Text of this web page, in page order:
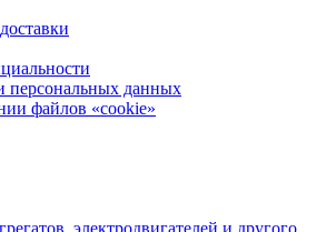
персональных данных
файлов «cookie»
электродвигателей и другого